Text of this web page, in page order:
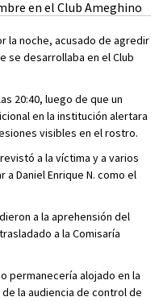
la noche, acusado de agredir
se desarrollaba en el Club
20:40, luego de que un
en la institución alertara
visibles en el rostro.
a la víctima y a varios
Daniel Enrique N. como el
a la aprehensión del
a la Comisaría
permanecería alojado en la
la audiencia de control de